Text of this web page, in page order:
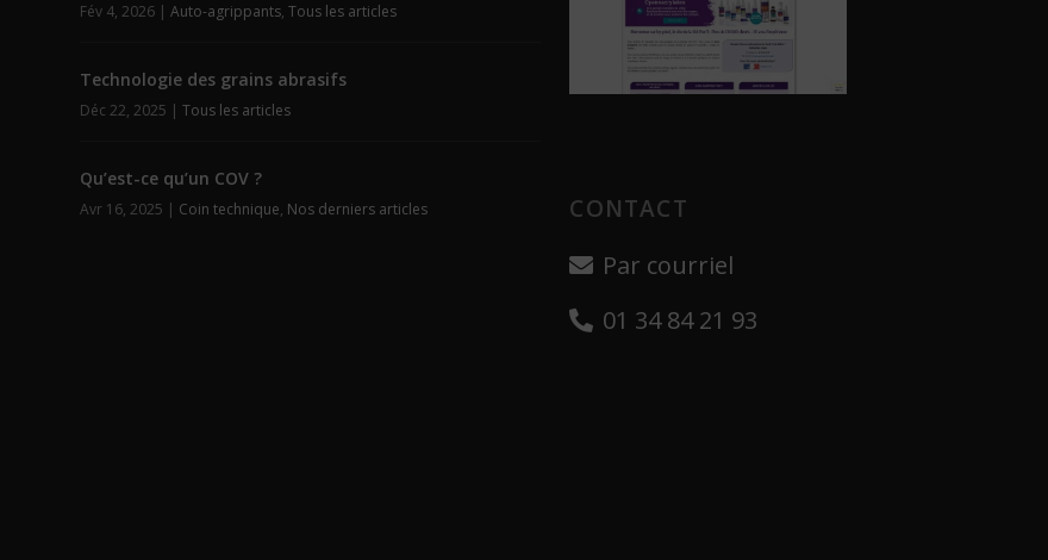
Fév 4, 2026 |Auto-agrippants,Tous les articles
Technologie des grains abrasifs
Déc 22, 2025 |Tous les articles
Qu’est-ce qu’un COV ?
Avr 16, 2025 | Coin technique, Nos derniers articles CONTACT
Par courriel
01 34 84 21 93